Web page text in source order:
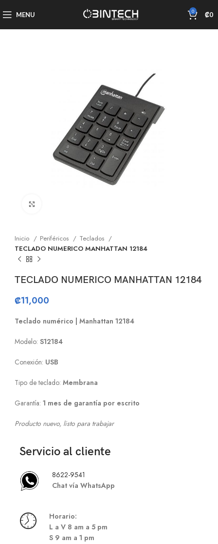
MENU 0 ₡0
Inicio Periféricos
Teclados
TECLADO NUMERICO MANHATTAN 12184
TECLADO NUMERICO MANHATTAN 12184
₡11,000
Teclado numérico | Manhattan 12184
Modelo: S12184
Conexión: USB
Tipo de teclado: Membrana
Garantía: 1 mes de garantía por escrito
Producto nuevo, listo para trabajar
Servicio al cliente
8622-9541
Chat vía WhatsApp
Horario:
L a V 8 am a 5 pm
S 9 am a 1 pm